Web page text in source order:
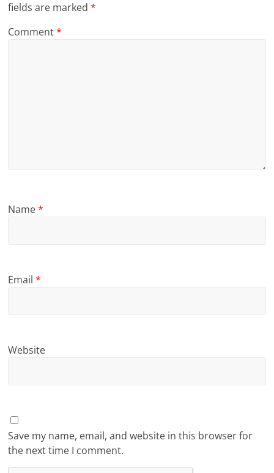
fields are marked*
Comment*
Name*
Email*
Website
Save my name, email, and website in this browser for
the next time I comment.